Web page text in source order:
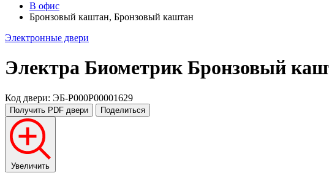
В офис
Бронзовый каштан, Бронзовый каштан
Электронные двери
Электра Биометрик Бронзовый
Код двери: ЭБ-P000P00001629
Получить PDF двери Поделиться
Увеличить